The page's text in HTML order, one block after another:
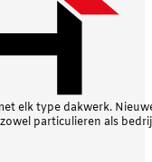
elk type dakwerk.
particulieren als